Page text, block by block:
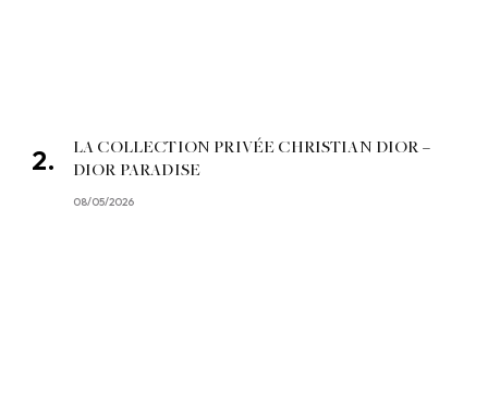
LA COLLECTION PRIVÉE CHRISTIAN DIOR –
DIOR PARADISE
08/05/2026